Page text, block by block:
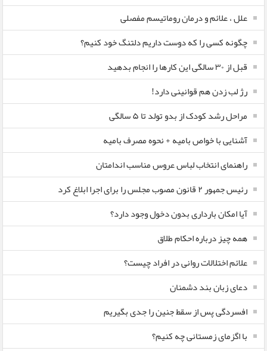
علل ، علائم و درمان روماتیسم مفصلی
چگونه کسی را که دوست داریم دلتنگ خود کنیم؟
قبل از ۳۰ سالگی این کارها را انجام بدهید
رژ لب زدن هم قوانینی دارد!
مراحل رشد کودک از بدو تولد تا ۵ سالگی
آشنایی با خواص بامیه + نحوه مصرف بامیه
راهنمای انتخاب لباس عروس مناسب اندامتان
رئیس جمهور ۲ قانون مصوب مجلس را برای اجرا ابلاغ کرد
آیا امکان بارداری بدون دخول وجود دارد؟
همه چیز درباره احکام طلاق
علائم اختلالات روانی در افراد چیست؟
دعای زبان بند دشمنان
افسردگی پس از سقط جنین را جدی بگیریم
با اگزمای زمستانی چه کنیم؟